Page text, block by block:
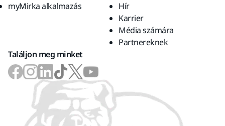
myMirka alkalmazás
Hír
Karrier
Média számára
Partnereknek
Találjon meg minket